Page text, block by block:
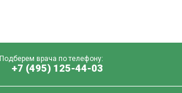
Подберем врача по телефону:
+7 (495) 125-44-03